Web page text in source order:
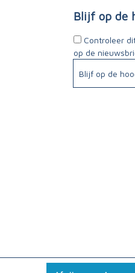
Blijf op de
Controleer
op de